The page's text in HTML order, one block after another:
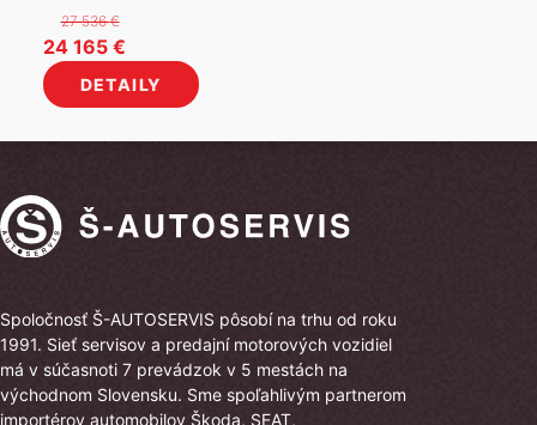
27 536€
Pôvodná
cena
bola:
24 165 €Aktuálna
cena
je:
DETAILY
Spoločnosť Š-AUTOSERVIS pôsobí na trhu od roku
1991. Sieť servisov a predajní motorových vozidiel
má v súčasnoti 7 prevádzok v 5 mestách na
východnom Slovensku. Sme spoľahlivým partnerom
importérov automobilov Škoda, SEAT,